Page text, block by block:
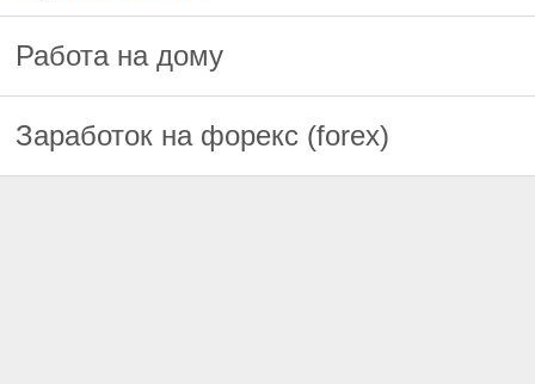
Работа на дому
Заработок на форекс (forex)